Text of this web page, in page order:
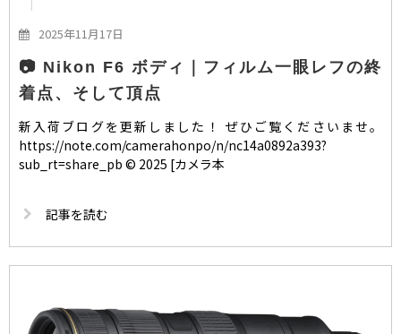
2025年11月17日
📷 Nikon F6 ボディ｜フィルム一眼レフの終
着点、そして頂点
新入荷ブログを更新しました！ ぜひご覧くださいませ。
https://note.com/camerahonpo/n/nc14a0892a393?
sub_rt=share_pb © 2025 [カメラ本
記事を読む